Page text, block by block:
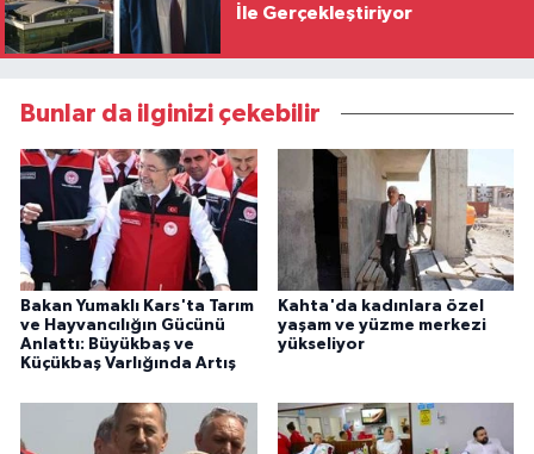
İle Gerçekleştiriyor
Bunlar da ilginizi çekebilir
Bakan Yumaklı Kars'ta Tarım
ve Hayvancılığın Gücünü
Anlattı: Büyükbaş ve
Küçükbaş Varlığında Artış
Kahta'da kadınlara özel
yaşam ve yüzme merkezi
yükseliyor